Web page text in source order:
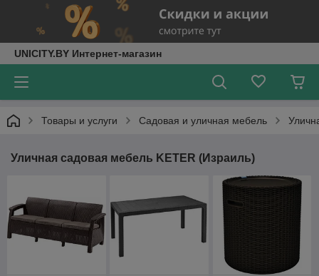
UNICITY.BY Интернет-магазин
Товары и услуги Садовая и уличная мебель
Уличная садовая мебель KETER (Израиль)